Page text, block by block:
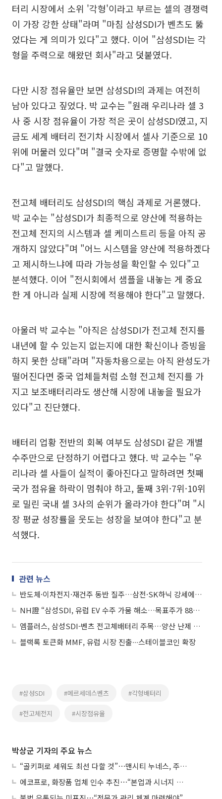
터리 시장에서 소위 '각형'이라고 부르는 셀의 경쟁력
이 가장 강한 상태"라며 "마침 삼성SDI가 벤츠도 뚫
었다는 게 의미가 있다"고 했다. 이어 "삼성SDI는 각
형을 주력으로 해왔던 회사"라고 덧붙였다.
다만 시장 점유율만 보면 삼성SDI의 과제는 여전히
남아 있다고 짚었다. 박 교수는 "원래 우리나라 셀 3
사 중 시장 점유율이 가장 적은 곳이 삼성SDI였고, 지
금도 세계 배터리 전기차 시장에서 셀사 기준으로 10
위에 머물러 있다"며 "결국 숫자로 증명할 수밖에 없
다"고 말했다.
전고체 배터리도 삼성SDI의 핵심 과제로 거론했다.
박 교수는 "삼성SDI가 최종적으로 양산에 적용하는
전고체 전지의 시스템과 셀 케미스트리 등을 아직 공
개하지 않았다"며 "어느 시스템을 양산에 적용하겠다
고 제시하느냐에 따라 가능성을 확인할 수 있다"고
분석했다. 이어 "전시회에서 샘플을 내놓는 게 중요
한 게 아니라 실제 시장에 적용해야 한다"고 말했다.
아울러 박 교수는 "아직은 삼성SDI가 전고체 전지를
내년에 할 수 있는지 없는지에 대한 확신이나 증빙을
하지 못한 상태"라며 "자동차용으로는 아직 완성도가
떨어진다면 중국 업체들처럼 소형 전고체 전지를 가
지고 보조배터리라도 생산해 시장에 내놓을 필요가
있다"고 진단했다.
배터리 업황 전반의 회복 여부도 삼성SDI 같은 개별
수주만으로 단정하기 어렵다고 했다. 박 교수는 "우
리나라 셀 사들이 실적이 좋아진다고 말하려면 첫째
국가 점유율 하락이 멈춰야 하고, 둘째 3위·7위·10위
로 밀린 국내 셀 3사의 순위가 올라가야 한다"며 "시
장 평균 성장률을 웃도는 성장을 보여야 한다"고 분
석했다.
관련 뉴스
반도체·이차전지·재건주 동반 질주…삼전·SK하닉 강세에 삼성SDI 급등
NH證 “삼성SDI, 유럽 EV 수주 가뭄 해소…목표주가 88만원으로 상향”
엠플러스, 삼성SDI-벤츠 전고체배터리 주목…양산 난제 극복 기술 개발 부각에 상승세
블랙록 토큰화 MMF, 유럽 시장 진출∙∙∙스테이블코인 확장
#삼성SDI #메르세데스벤츠 #각형배터리
#전고체전지 #시장점유율
박상군 기자의 주요 뉴스
“골키퍼로 세워도 최선 다할 것”⋯맨시티 누네스, 주전 경쟁 각오
에코프로, 화장품 업체 인수 추진⋯“본업과 시너지 부족”